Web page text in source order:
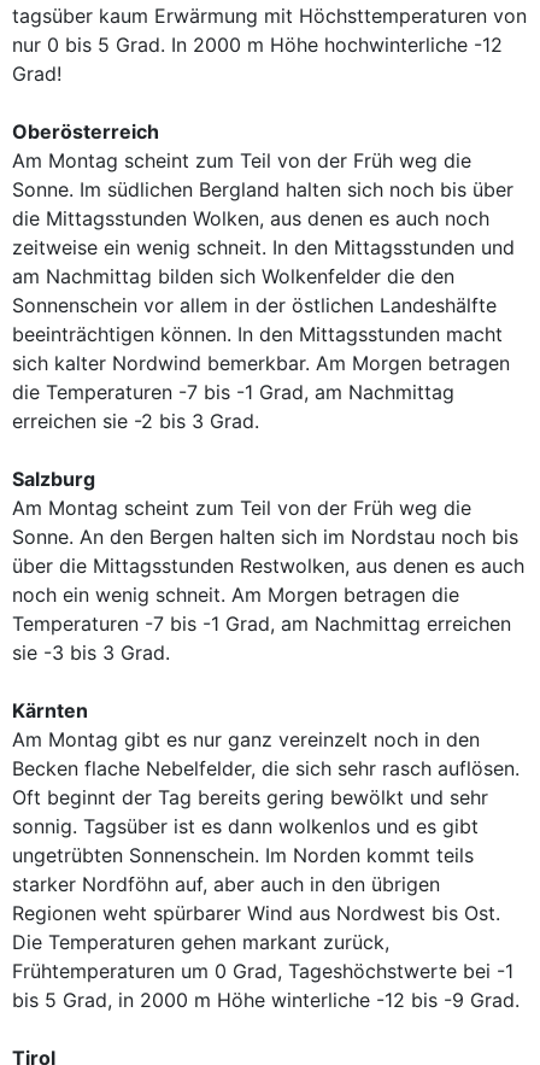
tagsüber kaum Erwärmung mit Höchsttemperaturen von
nur 0 bis 5 Grad. In 2000 m Höhe hochwinterliche -12
Grad!
Oberösterreich
Am Montag scheint zum Teil von der Früh weg die
Sonne. Im südlichen Bergland halten sich noch bis über
die Mittagsstunden Wolken, aus denen es auch noch
zeitweise ein wenig schneit. In den Mittagsstunden und
am Nachmittag bilden sich Wolkenfelder die den
Sonnenschein vor allem in der östlichen Landeshälfte
beeinträchtigen können. In den Mittagsstunden macht
sich kalter Nordwind bemerkbar. Am Morgen betragen
die Temperaturen -7 bis -1 Grad, am Nachmittag
erreichen sie -2 bis 3 Grad.
Salzburg
Am Montag scheint zum Teil von der Früh weg die
Sonne. An den Bergen halten sich im Nordstau noch bis
über die Mittagsstunden Restwolken, aus denen es auch
noch ein wenig schneit. Am Morgen betragen die
Temperaturen -7 bis -1 Grad, am Nachmittag erreichen
sie -3 bis 3 Grad.
Kärnten
Am Montag gibt es nur ganz vereinzelt noch in den
Becken flache Nebelfelder, die sich sehr rasch auflösen.
Oft beginnt der Tag bereits gering bewölkt und sehr
sonnig. Tagsüber ist es dann wolkenlos und es gibt
ungetrübten Sonnenschein. Im Norden kommt teils
starker Nordföhn auf, aber auch in den übrigen
Regionen weht spürbarer Wind aus Nordwest bis Ost.
Die Temperaturen gehen markant zurück,
Frühtemperaturen um 0 Grad, Tageshöchstwerte bei -1
bis 5 Grad, in 2000 m Höhe winterliche -12 bis -9 Grad.
Tirol